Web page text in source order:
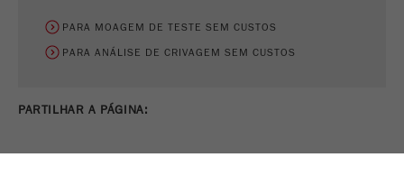
PARA MOAGEM DE TESTE SEM CUSTOS
PARA ANÁLISE DE CRIVAGEM SEM CUSTOS
PARTILHAR A PÁGINA: